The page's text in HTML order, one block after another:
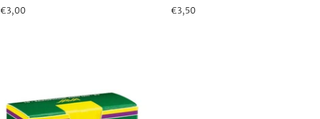
Normaler
€3,00
Normaler
€3,50